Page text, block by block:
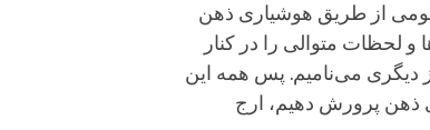
از طریق هوشیاری ذهن
لحظات متوالی را در کنار
دیگری می‌نامیم. پس همه این
ذهن پرورش دهیم، ارج